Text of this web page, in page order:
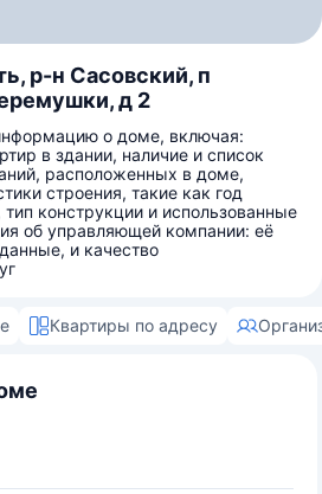
р-н Сасовский, п
д 2
о доме, включая:
в здании, наличие и список
расположенных в доме,
строения, такие как год
конструкции и использованные
об управляющей компании: её
и качество
Квартиры по адресу